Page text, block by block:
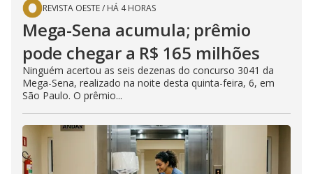
REVISTA OESTE/ HÁ 4 HORAS
Mega-Sena acumula; prêmio
pode chegar a R$ 165 milhões
Ninguém acertou as seis dezenas do concurso 3041 da
Mega-Sena, realizado na noite desta quinta-feira, 6, em
São Paulo. O prêmio...